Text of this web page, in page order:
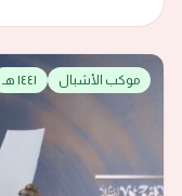
موكب الأشبال ١٤٤١ هـ